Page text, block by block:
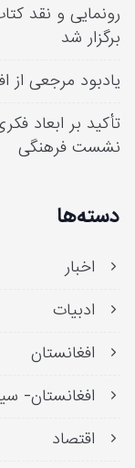
رونمایی و نقد
برگزار شد
یادبود مرجعی از
تأکید بر ابعاد
نشست فرهنگی
دسته‌ها
اخبار
ادبیات
افغانستان
افغانستان-
اقتصاد